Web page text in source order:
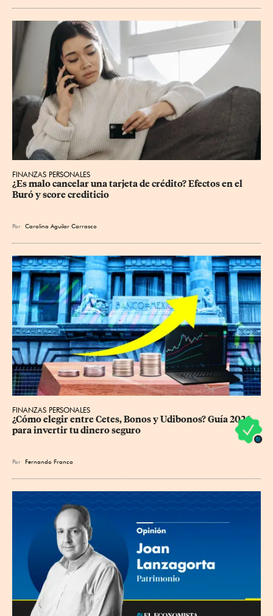
FINANZAS PERSONALES
¿Es malo cancelar una tarjeta de crédito? Efectos en el
Buró y score crediticio
Por Carolina Aguilar Carrasco
FINANZAS PERSONALES
¿Cómo elegir entre Cetes, Bonos y Udibonos? Guía 2026
para invertir tu dinero seguro
Por Fernando Franco